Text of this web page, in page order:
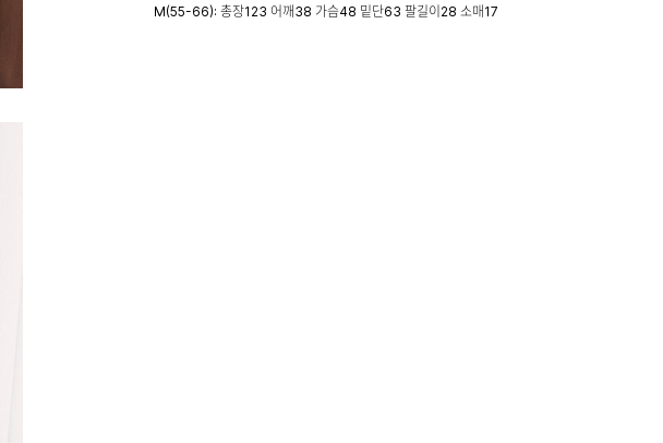
M(55-66): 총장123 어깨38 가슴48 밑단63 팔길이28 소매17